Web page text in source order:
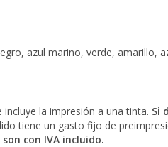
azul marino, verde, amarillo,
incluye la impresión a una tinta. Si
tiene un gasto fijo de
con IVA incluido.